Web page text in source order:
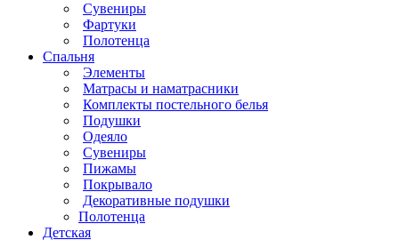
Сувениры
Фартуки
Полотенца
Спальня
Элементы
Матрасы и наматрасники
Комплекты постельного белья
Подушки
Одеяло
Сувениры
Пижамы
Покрывало
Декоративные подушки
Полотенца
Детская